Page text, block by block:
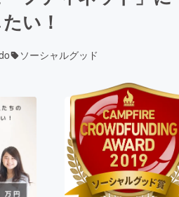
着プロ募集終了が近いプ
音楽
ジェット ゲーム・サ
書籍・雑誌
い！
ソーシャルグッド
現在の支援総
額
10,4